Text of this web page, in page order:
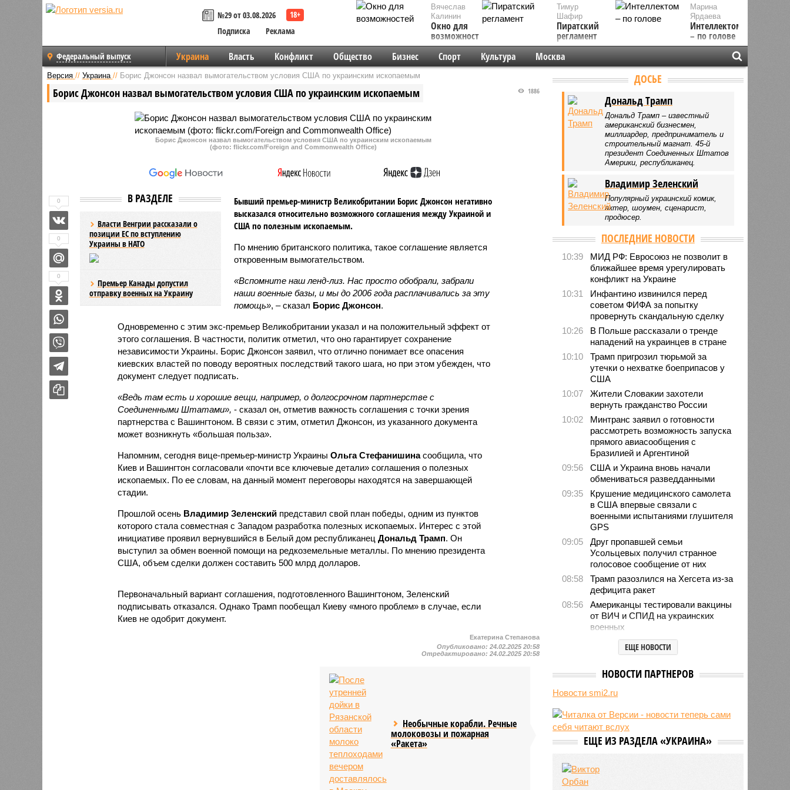
№29 от 03.08.2026
Подписка
Реклама
Вячеслав
Калинин
Окно для
возможностей
Марина
Ярдаева
Интеллектом
– по голове
Тимур
Шафир
Пиратский
регламент
Федеральный выпуск Украина Власть Конфликт Общество Бизнес Спорт Культура Москва
Версия // Украина // Борис Джонсон назвал вымогательством условия США по украинским ископаемым
Борис Джонсон назвал вымогательством условия США по украинским ископаемым 1886
Борис Джонсон назвал вымогательством условия США по украинским ископаемым
(фото: flickr.com/Foreign and Commonwealth Office)
В РАЗДЕЛЕ
Власти Венгрии рассказали о
позиции ЕС по вступлению
Украины в НАТО
Премьер Канады допустил
отправку военных на Украину
Бывший премьер-министр Великобритании Борис Джонсон негативно
высказался относительно возможного соглашения между Украиной и
США по полезным ископаемым.
По мнению британского политика, такое соглашение является
откровенным вымогательством.
«Вспомните наш ленд-лиз. Нас просто обобрали, забрали
наши военные базы, и мы до 2006 года расплачивались за эту
помощь», – сказал Борис Джонсон.
Одновременно с этим экс-премьер Великобритании указал и на положительный эффект от
этого соглашения. В частности, политик отметил, что оно гарантирует сохранение
независимости Украины. Борис Джонсон заявил, что отлично понимает все опасения
киевских властей по поводу вероятных последствий такого шага, но при этом убежден, что
документ следует подписать.
«Ведь там есть и хорошие вещи, например, о долгосрочном партнерстве с
Соединенными Штатами», - сказал он, отметив важность соглашения с точки зрения
партнерства с Вашингтоном. В связи с этим, отметил Джонсон, из указанного документа
может возникнуть «большая польза».
Напомним, сегодня вице-премьер-министр Украины Ольга Стефанишинасообщила, что
Киев и Вашингтон согласовали «почти все ключевые детали» соглашения о полезных
ископаемых. По ее словам, на данный момент переговоры находятся на завершающей
стадии.
Прошлой осень Владимир Зеленскийпредставил свой план победы, одним из пунктов
которого стала совместная с Западом разработка полезных ископаемых. Интерес с этой
инициативе проявил вернувшийся в Белый дом республиканец Дональд Трамп. Он
выступил за обмен военной помощи на редкоземельные металлы. По мнению президента
США, объем сделки должен составить 500 млрд долларов.
Первоначальный вариант соглашения, подготовленного Вашингтоном, Зеленский
подписывать отказался. Однако Трамп пообещал Киеву «много проблем» в случае, если
Киев не одобрит документ.
0
0
0
Екатерина Степанова
Опубликовано:24.02.2025 20:58
Отредактировано:24.02.2025 20:58
Необычные корабли. Речные
молоковозы и пожарная
«Ракета»
ДОСЬЕ
Дональд Трамп
Дональд Трамп – известный
американский бизнесмен,
миллиардер, предприниматель и
строительный магнат. 45-й
президент Соединенных Штатов
Америки, республиканец.
Владимир Зеленский
Популярный украинский комик,
актер, шоумен, сценарист,
продюсер.
ПОСЛЕДНИЕ НОВОСТИ
10:39
МИД РФ: Евросоюз не позволит в
ближайшее время урегулировать
конфликт на Украине
10:31
Инфантино извинился перед
советом ФИФА за попытку
провернуть скандальную сделку
10:26
В Польше рассказали о тренде
нападений на украинцев в стране
10:10
Трамп пригрозил тюрьмой за
утечки о нехватке боеприпасов у
США
10:07
Жители Словакии захотели
вернуть гражданство России
10:02
Минтранс заявил о готовности
рассмотреть возможность запуска
прямого авиасообщения с
Бразилией и Аргентиной
09:56
США и Украина вновь начали
обмениваться разведданными
09:35
Крушение медицинского самолета
в США впервые связали с
военными испытаниями глушителя
GPS
09:05
Друг пропавшей семьи
Усольцевых получил странное
голосовое сообщение от них
08:58
Трамп разозлился на Хегсета из-за
дефицита ракет
08:56
Американцы тестировали вакцины
от ВИЧ и СПИД на украинских
военных
ЦРУ создало тайную группу для
раскола элит на Кубе
психбольницы после модных
ретритов с голоданием и
08:38
Пентагон скрыл данные о сотнях
убитых мирных жителей при
авиаударах США по Йемену
уязвимость для побега
ЕЩЕ НОВОСТИ
НОВОСТИ ПАРТНЕРОВ
Новости smi2.ru
ЕЩЕ ИЗ РАЗДЕЛА «УКРАИНА»